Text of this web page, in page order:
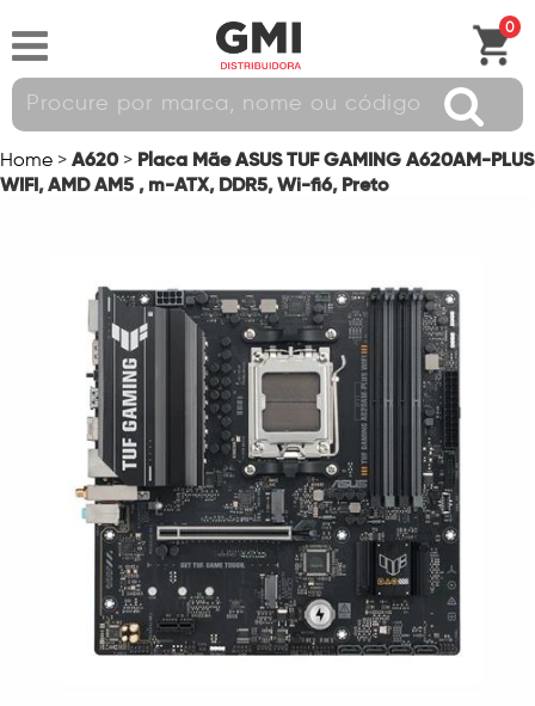
0
Home > A620 > Placa Mãe ASUS TUF GAMING A620AM-PLUS
WIFI, AMD AM5 , m-ATX, DDR5, Wi-fi6, Preto